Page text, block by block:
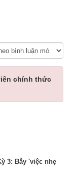
chính thức
3: Bẫy 'việc nhẹ